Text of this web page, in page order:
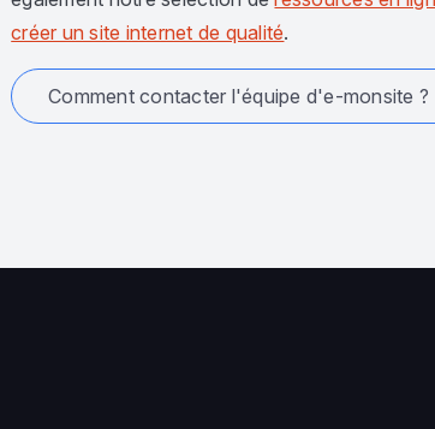
créer un site internet de qualité.
Comment contacter l'équipe d'e-monsite ?